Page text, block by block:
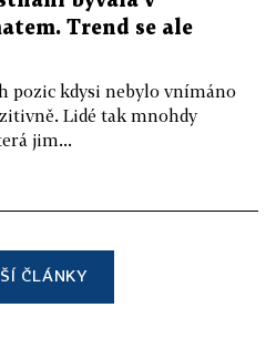
Trend se ale
pozic kdysi nebylo vnímáno
Lidé tak mnohdy
jim...
ČLÁNKY